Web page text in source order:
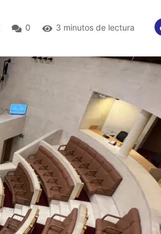
0 3 minutos de lectura